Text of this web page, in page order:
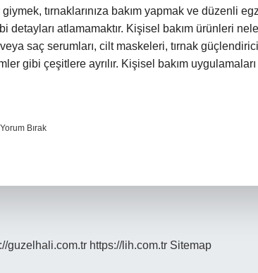
tırnaklarınıza bakım yapmak ve düzenli
detayları atlamamaktır. Kişisel bakım ürünleri
saç serumları, cilt maskeleri, tırnak
gibi çeşitlere ayrılır. Kişisel bakım
Yorum Bırak
guzelhali.com.tr https://lih.com.tr Sitemap